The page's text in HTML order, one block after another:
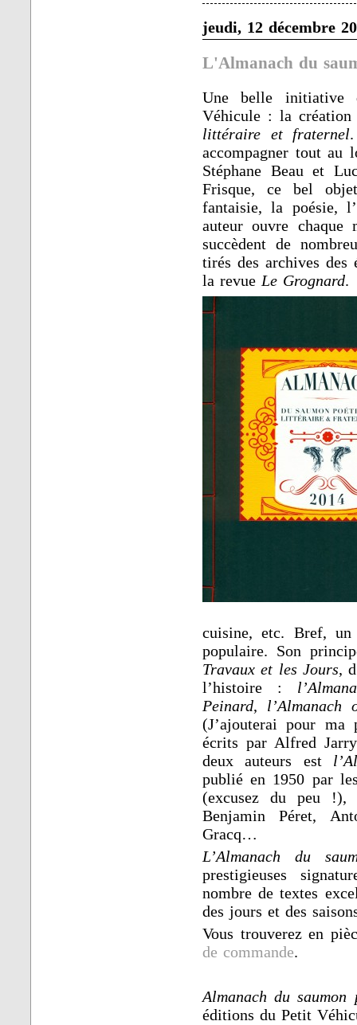
jeudi, 12 décembre
L'Almanach du
Une belle initiative
Véhicule : la
littéraire et fraternel
accompagner tout au
Stéphane Beau et
Frisque, ce bel
fantaisie, la poésie,
auteur ouvre
succèdent de
tirés des archives
la revue Le Grognard.
cuisine, etc. Bref,
populaire. Son
Travaux et les Jours,
l’histoire :
Peinard, l’Almanach
(J’ajouterai pour
écrits par Alfred
deux auteurs est
publié en 1950 par
(excusez du peu !),
Benjamin Péret,
Gracq…
L’Almanach du
prestigieuses
nombre de textes
des jours et des
Vous trouverez en
de commande.
Almanach du
éditions du Petit